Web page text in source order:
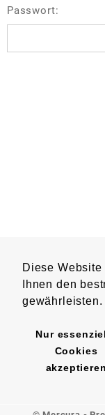
Diese
Ihnen den
gewährleisten.
Nur
Cookies
akzeptieren
Passwort: